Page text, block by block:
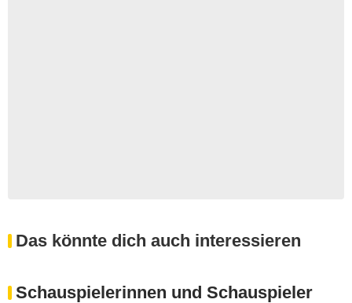
Das könnte dich auch interessieren
Schauspielerinnen und Schauspieler